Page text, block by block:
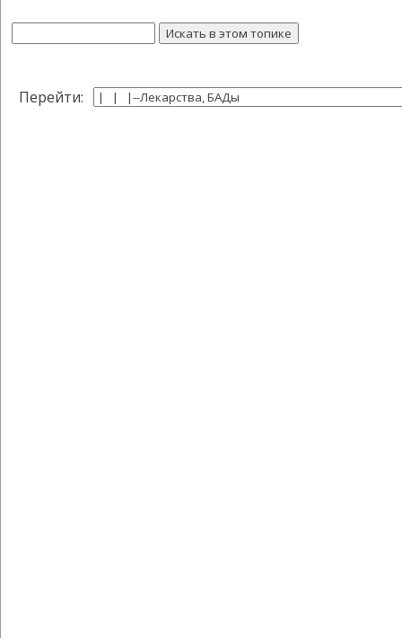
Перейти: